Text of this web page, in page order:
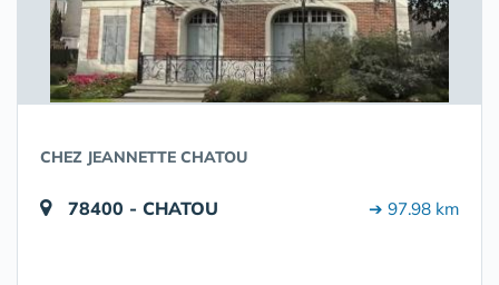
CHEZ JEANNETTE CHATOU
78400 - CHATOU ➔ 97.98 km